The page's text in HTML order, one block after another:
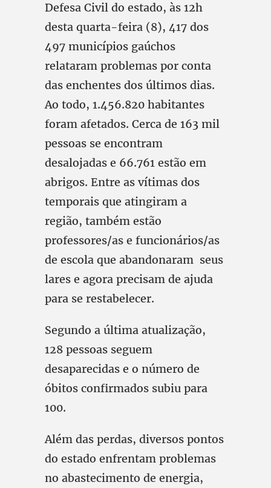
Defesa Civil do estado, às 12h
desta quarta-feira (8), 417 dos
497 municípios gaúchos
relataram problemas por conta
das enchentes dos últimos dias.
Ao todo, 1.456.820 habitantes
foram afetados. Cerca de 163 mil
pessoas se encontram
desalojadas e 66.761 estão em
abrigos. Entre as vítimas dos
temporais que atingiram a
região, também estão
professores/as e funcionários/as
de escola que abandonaram seus
lares e agora precisam de ajuda
para se restabelecer.
Segundo a última atualização,
128 pessoas seguem
desaparecidas e o número de
óbitos confirmados subiu para
100.
Além das perdas, diversos pontos
do estado enfrentam problemas
no abastecimento de energia,